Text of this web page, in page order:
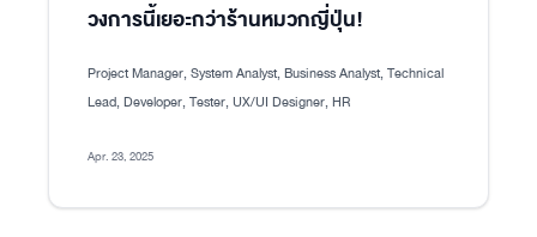
วงการนี้เยอะกว่าร้านหมวกญี่ปุ่น!
Project Manager, System Analyst, Business Analyst, Technical
Lead, Developer, Tester, UX/UI Designer, HR
Apr. 23, 2025